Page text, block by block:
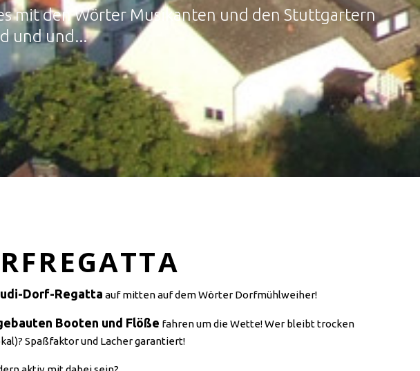
mit den Wörter Musikanten und den Stuttgartern
und und...
Dorf-Regatta auf mitten auf dem Wörter Dorfmühlweiher!
Booten und Flöße fahren um die Wette! Wer bleibt trocken
Spaßfaktor und Lacher garantiert!